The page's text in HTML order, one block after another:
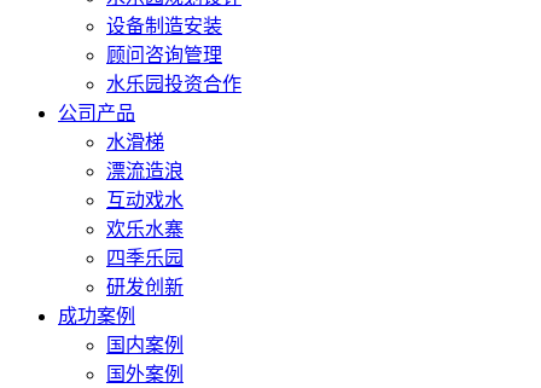
设备制造安装
顾问咨询管理
水乐园投资合作
公司产品
水滑梯
漂流造浪
互动戏水
欢乐水寨
四季乐园
研发创新
成功案例
国内案例
国外案例